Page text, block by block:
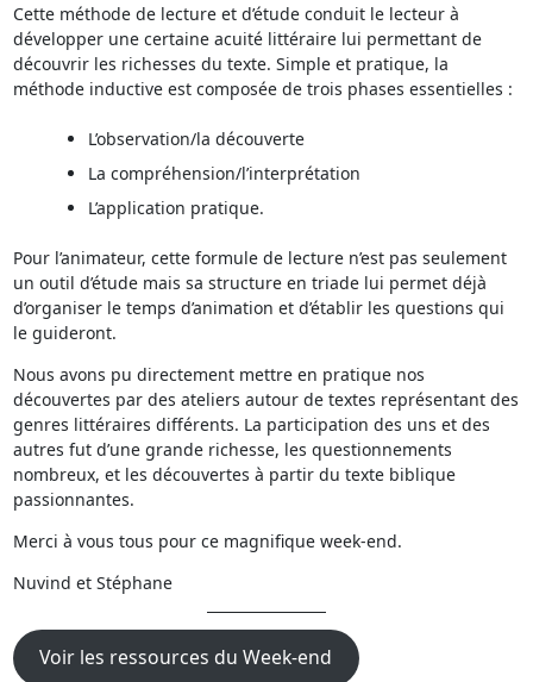
Cette méthode de lecture et d’étude conduit le lecteur à
développer une certaine acuité littéraire lui permettant de
découvrir les richesses du texte. Simple et pratique, la
méthode inductive est composée de trois phases essentielles :
L’observation/la découverte
La compréhension/l’interprétation
L’application pratique.
Pour l’animateur, cette formule de lecture n’est pas seulement
un outil d’étude mais sa structure en triade lui permet déjà
d’organiser le temps d’animation et d’établir les questions qui
le guideront.
Nous avons pu directement mettre en pratique nos
découvertes par des ateliers autour de textes représentant des
genres littéraires différents. La participation des uns et des
autres fut d’une grande richesse, les questionnements
nombreux, et les découvertes à partir du texte biblique
passionnantes.
Merci à vous tous pour ce magnifique week-end.
Nuvind et Stéphane
Voir les ressources du Week-end